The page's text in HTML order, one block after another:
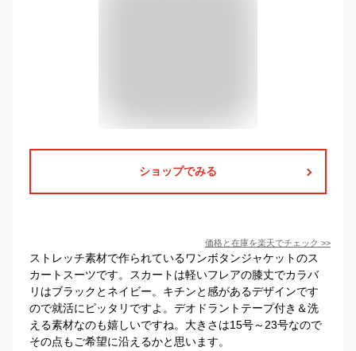
ショップでみる
価格と在庫を楽天でチェック >>
ストレッチ素材で作られているワンボタンジャケットのス
カートスーツです。スカートは軽いフレアの膝丈でカラバ
リはブラックとネイビー。キチンと感があるデザインです
ので就活にピッタリですよ。デオドラントテープ付き＆洗
える素材なのも嬉しいですね。大きさは15号～23号なので
その点もご希望に沿えるかと思います。